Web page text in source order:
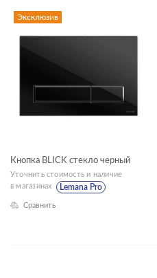
кнопки для инсталляций
инсталляции
Ширина, см
Эксклюзив
Кнопка BLICK стекло черный
Уточнить стоимость и наличие
в магазинах
Lemana Pro
Сравнить